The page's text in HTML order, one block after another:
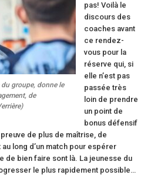
groupe, donne le
de
pas! Voilà le
discours des
coaches avant
ce rendez-
vous pour la
réserve qui, si
elle n’est pas
passée très
loin de prendre
un point de
bonus défensif
de plus de maîtrise, de
long d’un match pour espérer
de bien faire sont là. La jeunesse du
le plus rapidement possible…